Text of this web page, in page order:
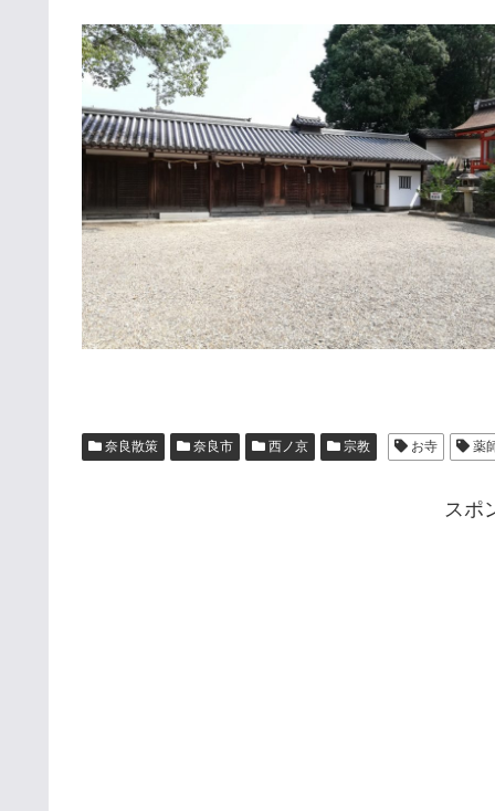
奈良散策 奈良市 西ノ京 宗教 お寺 薬
スポ